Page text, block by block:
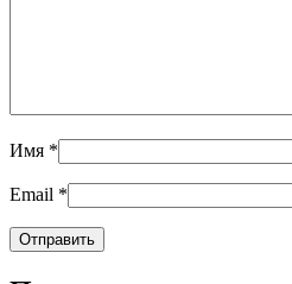
Имя *
Email *